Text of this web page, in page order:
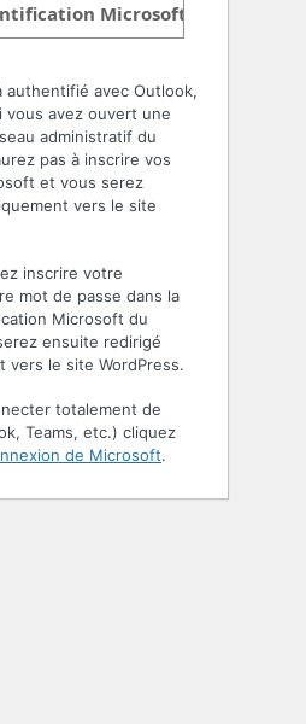
Microsoft
authentifié avec Outlook,
vous avez ouvert une
administratif du
pas à inscrire vos
et vous serez
vers le site
inscrire votre
mot de passe dans la
Microsoft du
ensuite redirigé
vers le site WordPress.
totalement de
Teams, etc.) cliquez
de Microsoft.